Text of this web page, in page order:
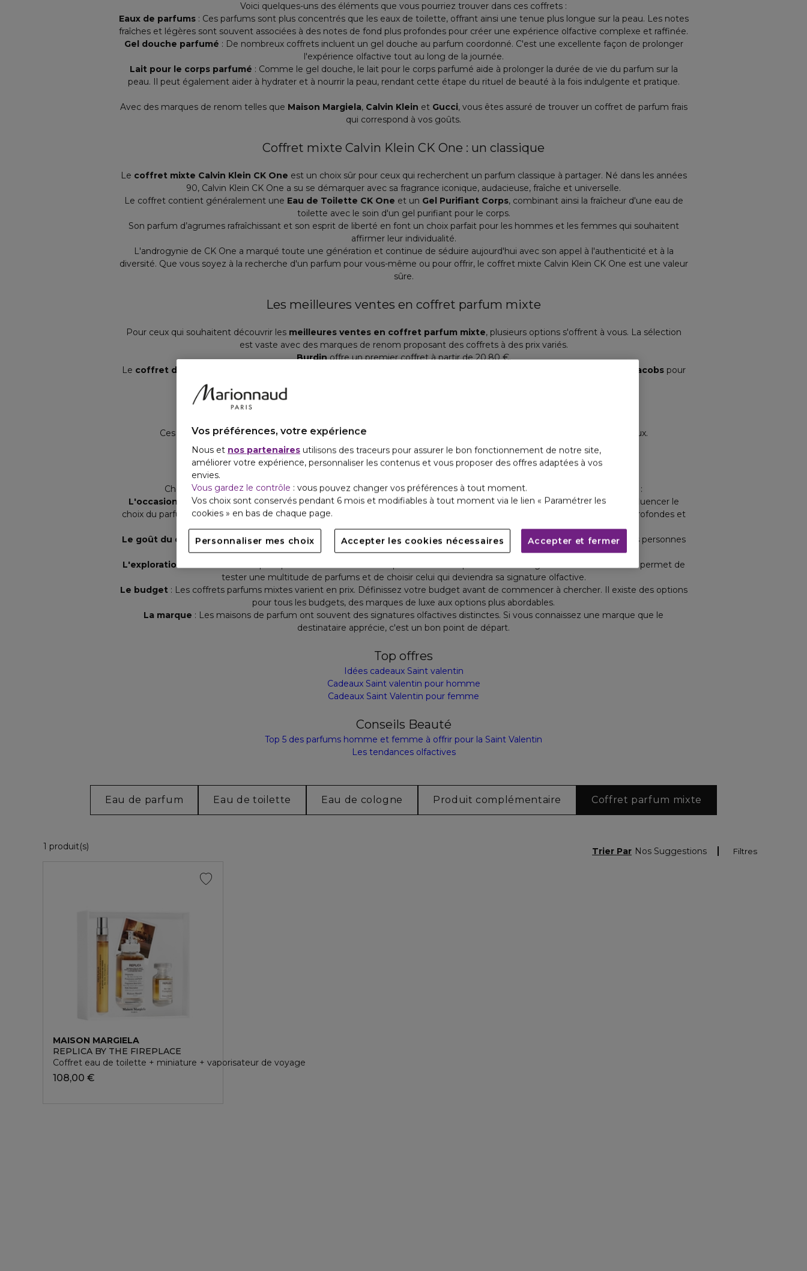
Voici quelques-uns des éléments que vous pourriez trouver dans ces coffrets :
Eaux de parfums: Ces parfums sont plus concentrés que les eaux de toilette, offrant ainsi une tenue plus longue sur la peau. Les notes
fraîches et légères sont souvent associées à des notes de fond plus profondes pour créer une expérience olfactive complexe et raffinée.
Gel douche parfumé : De nombreux coffrets incluent un gel douche au parfum coordonné. C'est une excellente façon de prolonger
l'expérience olfactive tout au long de la journée.
Lait pour le corps parfumé : Comme le gel douche, le lait pour le corps parfumé aide à prolonger la durée de vie du parfum sur la
peau. Il peut également aider à hydrater et à nourrir la peau, rendant cette étape du rituel de beauté à la fois indulgente et pratique.
Avec des marques de renom telles que Maison Margiela, Calvin Klein et Gucci, vous êtes assuré de trouver un coffret de parfum frais
qui correspond à vos goûts.
Coffret mixte Calvin Klein CK One : un classique
Le coffret mixte Calvin Klein CK One est un choix sûr pour ceux qui recherchent un parfum classique à partager. Né dans les années
90, Calvin Klein CK One a su se démarquer avec sa fragrance iconique, audacieuse, fraîche et universelle.
Le coffret contient généralement une Eau de Toilette CK One et un Gel Purifiant Corps, combinant ainsi la fraîcheur d'une eau de
toilette avec le soin d'un gel purifiant pour le corps.
Son parfum d’agrumes rafraîchissant et son esprit de liberté en font un choix parfait pour les hommes et les femmes qui souhaitent
affirmer leur individualité.
L'androgynie de CK One a marqué toute une génération et continue de séduire aujourd'hui avec son appel à l'authenticité et à la
diversité. Que vous soyez à la recherche d'un parfum pour vous-même ou pour offrir, le coffret mixte Calvin Klein CK One est une valeur
sûre.
Les meilleures ventes en coffret parfum mixte
Pour ceux qui souhaitent découvrir les meilleures ventes en coffret parfum mixte, plusieurs options s'offrent à vous. La sélection
est vaste avec des marques de renom proposant des coffrets à des prix variés.
Burdinoffre un premier coffret à partir de 20,80 €.
Le coffret de 5 miniatures Marc Jacobspour
Uncoffret de 4 miniatures de Burberry
Le
coffret de 5 parfums miniatures
Ces coffrets contiennent des parfums mixtes, permettant à chacun de trouver le parfum qui lui correspond le mieux.
Comment choisir son coffret parfum mixte ?
Choisir le bon coffret parfum mixte requiert une certaine réflexion. Voici quelques éléments à prendre en compte :
L'occasion : Offrir un coffret parfum mixte pour un anniversaire ou pour Noël n'est pas la même chose. La saison peut influencer le
choix du parfum. Les senteurs plus légères et fraîches sont généralement préférées en été, tandis que les fragrances plus profondes et
épicées sont appréciées en hiver.
Le goût du destinataire: Il est essentiel de connaître les préférences de la personne à qui vous offrez le coffret. Certaines personnes
préfèrent les parfums doux et floraux, tandis que d'autres sont attirées par les arômes plus boisés et épicés.
L'exploration des senteurs
: Optez pour un coffret contenant plusieurs mini-vaporisateurs de fragrances différentes. Cela permet de
tester une multitude de parfums et de choisir celui qui deviendra sa signature olfactive.
Le budget: Les coffrets parfums mixtes varient en prix. Définissez votre budget avant de commencer à chercher. Il existe des options
pour tous les budgets, des marques de luxe aux options plus abordables.
La marque : Les maisons de parfum ont souvent des signatures olfactives distinctes. Si vous connaissez une marque que le
destinataire apprécie, c'est un bon point de départ.
Top offres
Idées cadeaux Saint valentin
Cadeaux Saint valentin pour homme
Cadeaux Saint Valentin pour femme
Conseils Beauté
Top 5 des parfums homme et femme à offrir pour la Saint Valentin
Les tendances olfactives
Eau de parfum Eau de toilette Eau de cologne Produit complémentaire Coffret parfum mixte
1 produit(s) Filtres
Trier Par Nos Suggestions
MAISON MARGIELA
REPLICA BY THE FIREPLACE
Coffret eau de toilette + miniature + vaporisateur de voyage
108,00 €
Vos préférences, votre expérience
Nous et nos partenaires utilisons des traceurs pour assurer le bon fonctionnement de notre site,
améliorer votre expérience, personnaliser les contenus et vous proposer des offres adaptées à vos
envies.
Vous gardez le contrôle : vous pouvez changer vos préférences à tout moment.
Vos choix sont conservés pendant 6 mois et modifiables à tout moment via le lien « Paramétrer les
cookies » en bas de chaque page.
Personnaliser mes choix Accepter les cookies nécessaires Accepter et fermer